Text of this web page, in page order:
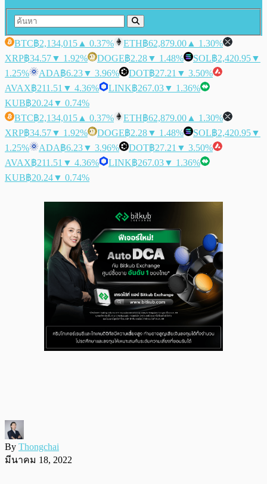
BTC฿2,134,015 ▲ 0.37% ETH฿62,879.00 ▲ 1.30%
XRP฿34.57▼ 1.92% DOGE฿2.28▼ 1.48% SOL฿2,420.95▼
1.25%
ADA฿6.23▼ 3.96% DOT฿27.21 ▼ 3.50%
AVAX฿211.51 ▼ 4.36% LINK฿267.03▼ 1.36%
KUB฿20.24▼ 0.74%
BTC฿2,134,015 ▲ 0.37% ETH฿62,879.00 ▲ 1.30%
XRP฿34.57▼ 1.92% DOGE฿2.28▼ 1.48% SOL฿2,420.95▼
1.25%
ADA฿6.23▼ 3.96% DOT฿27.21 ▼ 3.50%
AVAX฿211.51 ▼ 4.36% LINK฿267.03▼ 1.36%
KUB฿20.24▼ 0.74%
By Thongchai
มีนาคม 18, 2022